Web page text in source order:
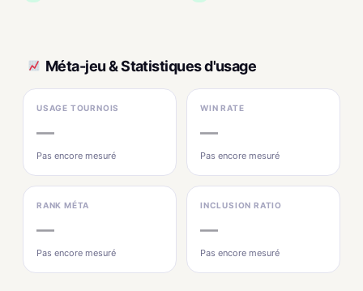
Méta-jeu & Statistiques d'usage
USAGE TOURNOIS
—
Pas encore mesuré
WIN RATE
—
Pas encore mesuré
RANK MÉTA
—
Pas encore mesuré
INCLUSION RATIO
—
Pas encore mesuré